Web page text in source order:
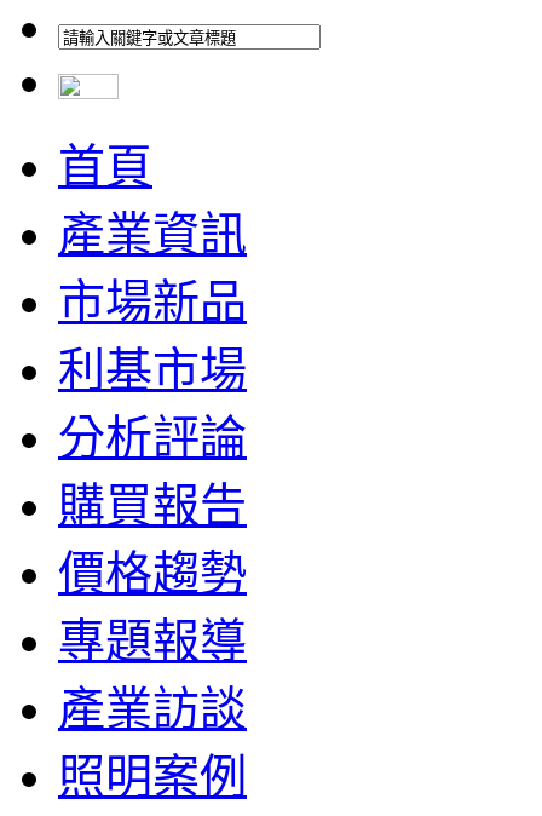
首頁
產業資訊
市場新品
利基市場
分析評論
購買報告
價格趨勢
專題報導
產業訪談
照明案例